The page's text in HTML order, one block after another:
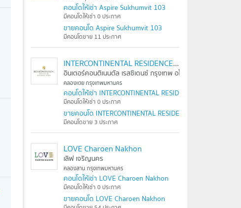
คอนโดให้เช่า Aspire Sukhumvit 103
มีคอนโดให้เช่า 0 ประกาศ
ขายคอนโด Aspire Sukhumvit 103
มีคอนโดขาย 11 ประกาศ
INTERCONTINENTAL RESIDENCES BANGKOK ASOKE
อินเตอร์คอนติเนนตัล เรสซิเดนซ์ กรุงเทพ อโศก
คลองเตย กรุงเทพมหานคร
คอนโดให้เช่า INTERCONTINENTAL RESIDENCES BANGKOK
มีคอนโดให้เช่า 0 ประกาศ
ขายคอนโด INTERCONTINENTAL RESIDENCES BANGKOK
มีคอนโดขาย 3 ประกาศ
LOVE Charoen Nakhon
เลิฟ เจริญนคร
คลองสาน กรุงเทพมหานคร
คอนโดให้เช่า LOVE Charoen Nakhon
มีคอนโดให้เช่า 0 ประกาศ
ขายคอนโด LOVE Charoen Nakhon